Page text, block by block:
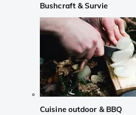
Bushcraft & Survie
Cuisine outdoor & BBQ